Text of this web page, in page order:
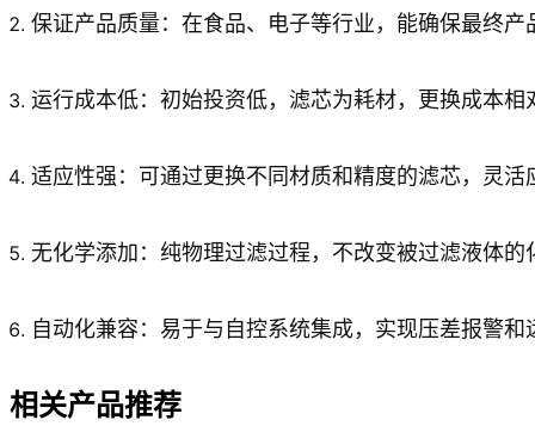
保证产品质量：在食品、电子等行业，能确保最终产
运行成本低：初始投资低，滤芯为耗材，更换成本
适应性强：可通过更换不同材质和精度的滤芯，灵
无化学添加：纯物理过滤过程，不改变被过滤液体
自动化兼容：易于与自控系统集成，实现压差报警和
相关产品推荐